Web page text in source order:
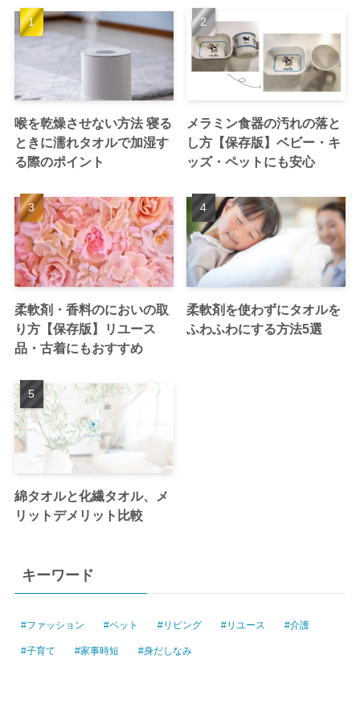
喉を乾燥させない方法 寝る
ときに濡れタオルで加湿す
る際のポイント
メラミン食器の汚れの落と
し方【保存版】ベビー・キ
ッズ・ペットにも安心
柔軟剤・香料のにおいの取
り方【保存版】リユース
品・古着にもおすすめ
柔軟剤を使わずにタオルを
ふわふわにする方法5選
綿タオルと化繊タオル、メ
リットデメリット比較
キーワード
ファッション ペット リビング リユース 介護
子育て 家事時短 身だしなみ